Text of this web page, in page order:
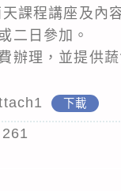
課程講座及內
二日參加。
辦理，並提供蔬
下載
261